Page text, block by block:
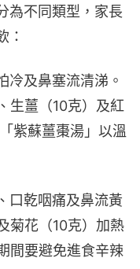
為不同類型，家長
：
冷及鼻塞流清涕。
生薑（10克）及紅
紫蘇薑棗湯」以溫
口乾咽痛及鼻流黃
菊花（10克）加熱
間要避免進食辛辣